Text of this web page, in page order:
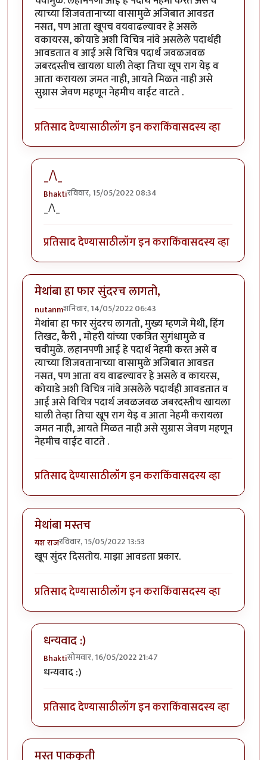
त्याच्या शिजवतानाच्या वासामुळे अजिबात आवडत
नसत, पण आता खूपच वयवाढल्यावर हे असले
वकायरस, कोयाडे अशी विचित्र नांवे असलेले पदार्थही
आवडतात व आई असे विचित्र पदार्थ जवळजवळ
जबरदस्तीच खायला घाली तेव्हा तिचा खूप राग येइ व
आता करायला जमत नाही, आयते मिळत नाही असे
सुग्रास जेवण महणून नेहमीच वाईट वाटते .
प्रतिसाद देण्यासाठीलॉग इन कराकिंवासदस्य व्हा
_/\_
Bhaktiरविवार, 15/05/2022 08:34
In reply to
_/\_
प्रतिसाद देण्यासाठीलॉग इन कराकिंवासदस्य व्हा
मेथांबा हा फार सुंदरच लागतो,
nutanmशनिवार, 14/05/2022 06:43
मेथांबा हा फार सुंदरच लागतो, मुख्य म्हणजे मेथी, हिंग
तिखट, कैरी , मोहरी यांच्या एकत्रित सुगंधामुळे व
चवीमुळे. लहानपणी आई हे पदार्थ नेहमी करत असे व
त्याच्या शिजवतानाच्या वासामुळे अजिबात आवडत
नसत, पण आता वय वाढल्यावर हे असले व कायरस,
कोयाडे अशी विचित्र नांवे असलेले पदार्थही आवडतात व
आई असे विचित्र पदार्थ जवळजवळ जबरदस्तीच खायला
घाली तेव्हा तिचा खूप राग येइ व आता नेहमी करायला
जमत नाही, आयते मिळत नाही असे सुग्रास जेवण महणून
नेहमीच वाईट वाटते .
प्रतिसाद देण्यासाठीलॉग इन कराकिंवासदस्य व्हा
मेथांबा मस्तच
यश राजरविवार, 15/05/2022 13:53
खूप सुंदर दिसतोय. माझा आवडता प्रकार.
प्रतिसाद देण्यासाठीलॉग इन कराकिंवासदस्य व्हा
धन्यवाद :)
Bhaktiसोमवार, 16/05/2022 21:47
In reply to
धन्यवाद :)
प्रतिसाद देण्यासाठीलॉग इन कराकिंवासदस्य व्हा